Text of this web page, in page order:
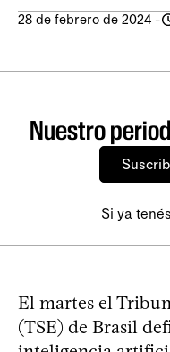
28 de febrero de 2024 -
Nuestro
Si ya
El martes el
(TSE) de Brasil